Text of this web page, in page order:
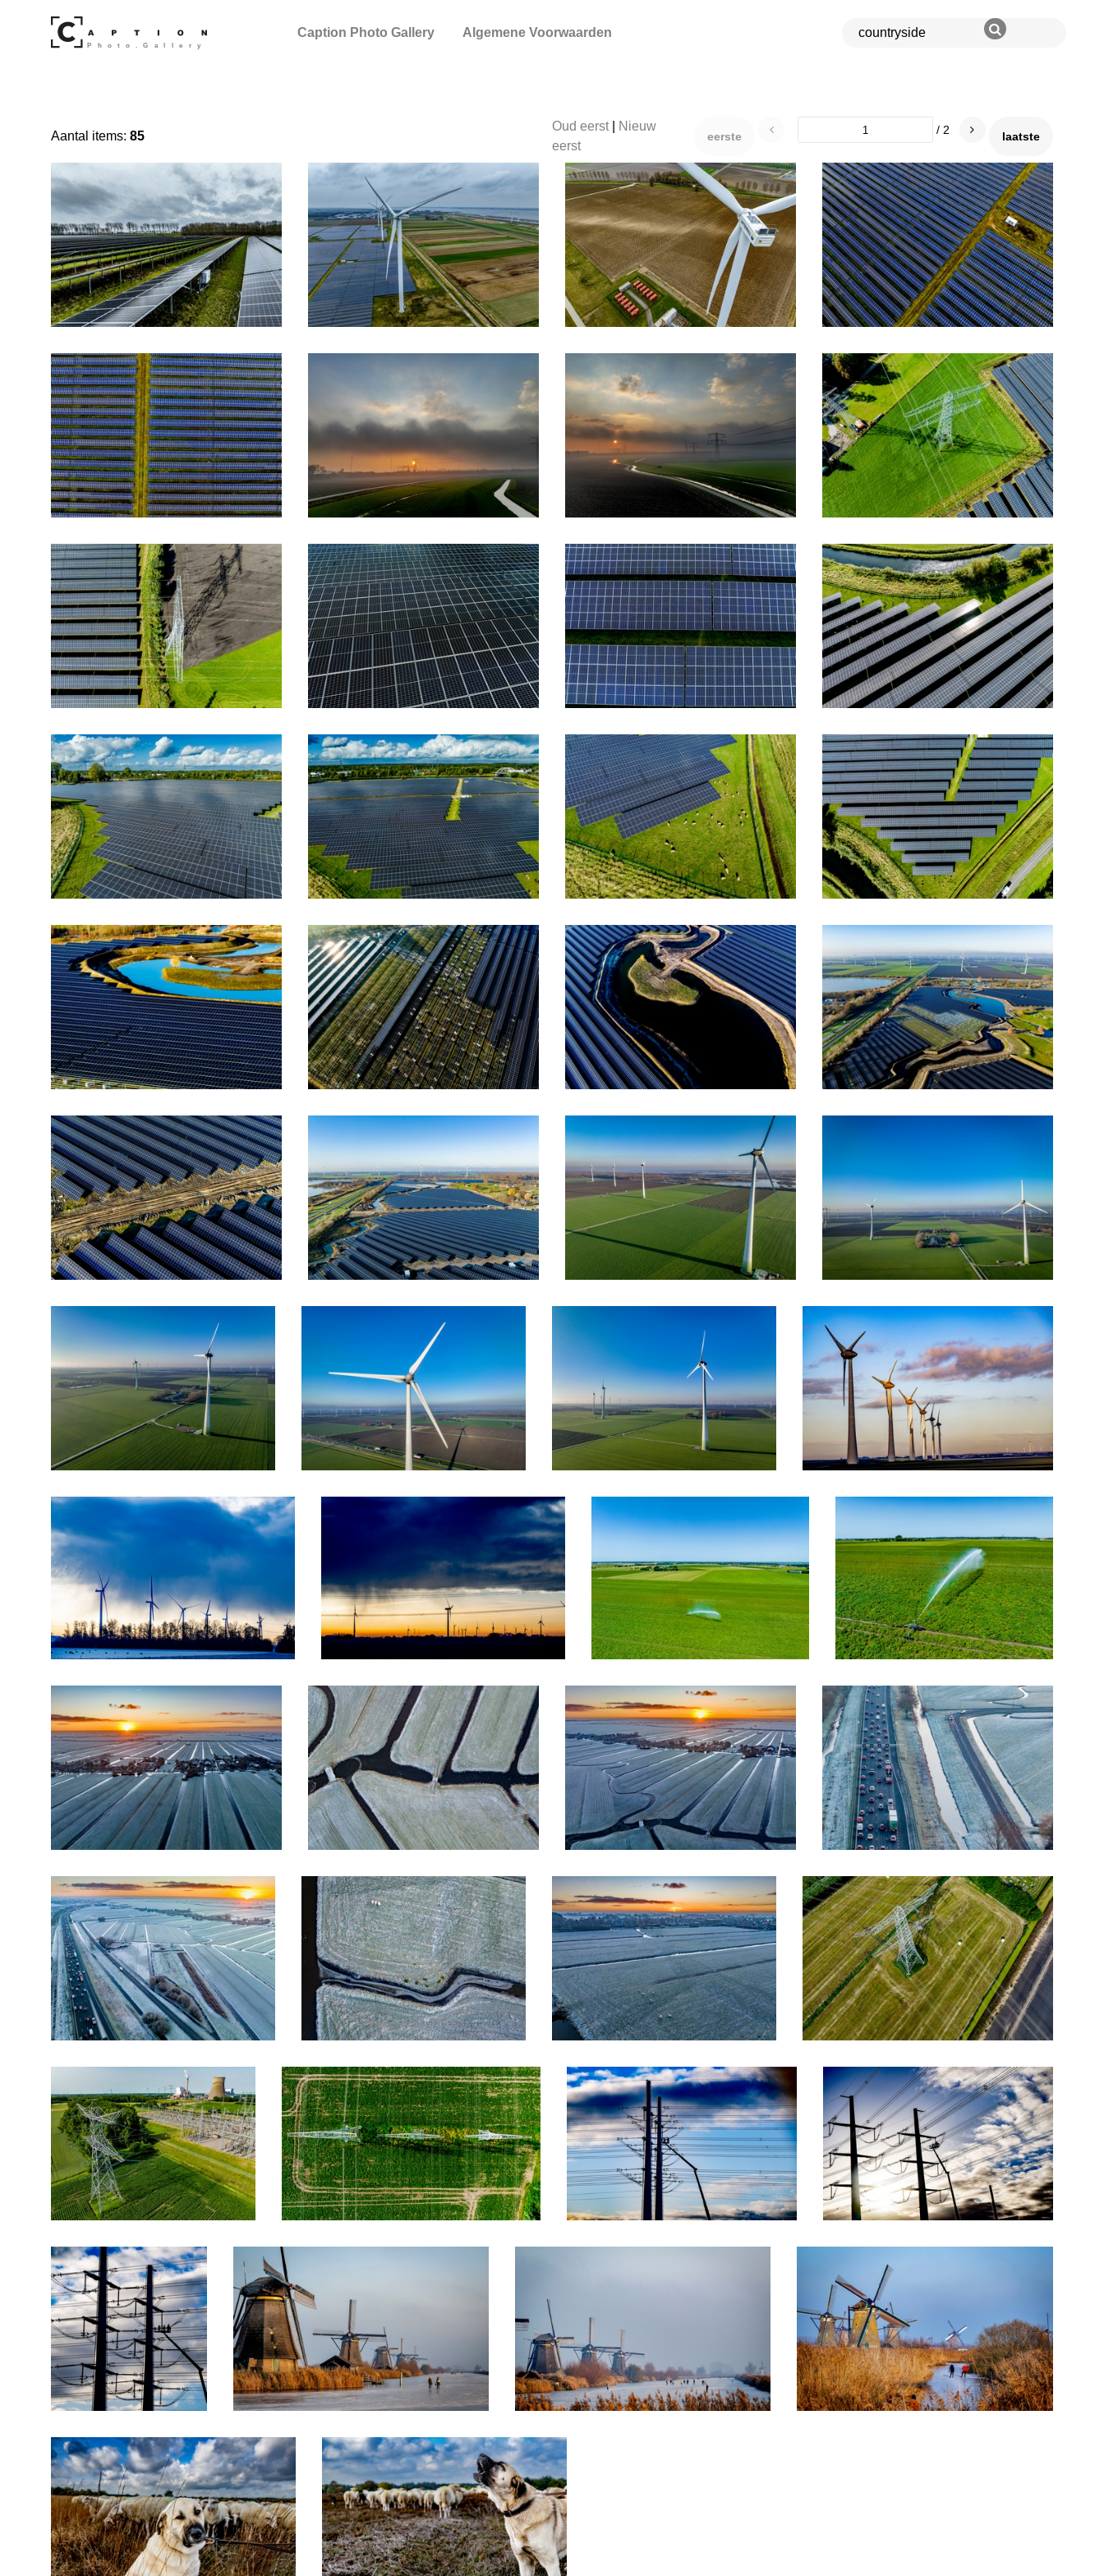
Caption Photo Gallery Algemene Voorwaarden
Aantal items: 85
Oud eerst|
Nieuw
eerst
eerste / 2 laatste